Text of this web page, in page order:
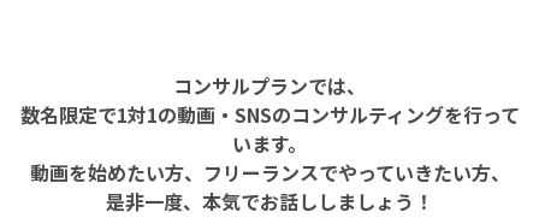
コンサルプランでは、
数名限定で1対1の動画・SNSのコンサルティングを行って
います。
動画を始めたい方、フリーランスでやっていきたい方、
是非一度、本気でお話ししましょう！